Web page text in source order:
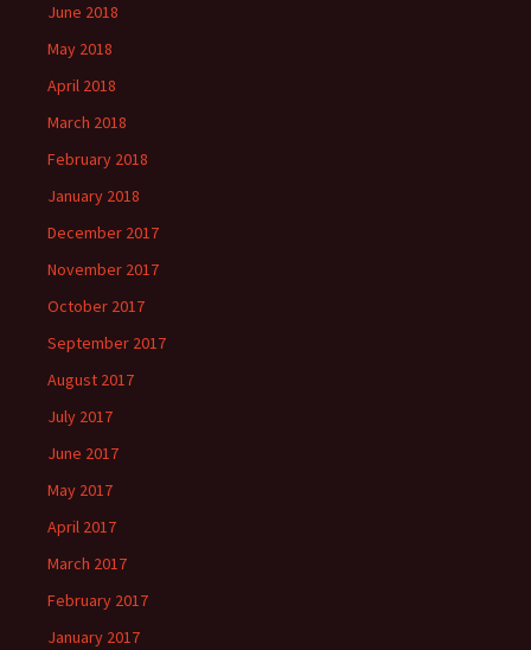
June 2018
May 2018
April 2018
March 2018
February 2018
January 2018
December 2017
November 2017
October 2017
September 2017
August 2017
July 2017
June 2017
May 2017
April 2017
March 2017
February 2017
January 2017